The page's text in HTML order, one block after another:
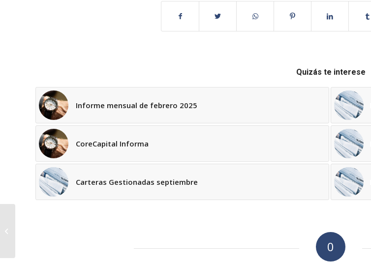
Quizás te interese
Informe mensual de febrero 2025
CoreCapital Informa
Carteras Gestionadas septiembre
0